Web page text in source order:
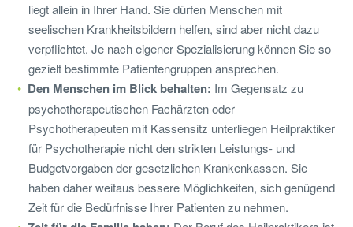
liegt allein in Ihrer Hand. Sie dürfen Menschen mit
seelischen Krankheitsbildern helfen, sind aber nicht dazu
verpflichtet. Je nach eigener Spezialisierung können Sie so
gezielt bestimmte Patientengruppen ansprechen.
Den Menschen im Blick behalten: Im Gegensatz zu
psychotherapeutischen Fachärzten oder
Psychotherapeuten mit Kassensitz unterliegen Heilpraktiker
für Psychotherapie nicht den strikten Leistungs- und
Budgetvorgaben der gesetzlichen Krankenkassen. Sie
haben daher weitaus bessere Möglichkeiten, sich genügend
Zeit für die Bedürfnisse Ihrer Patienten zu nehmen.